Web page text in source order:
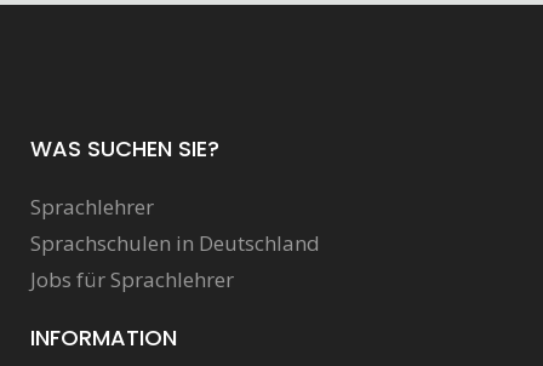
WAS SUCHEN SIE?
Sprachlehrer
Sprachschulen in Deutschland
Jobs für Sprachlehrer
INFORMATION